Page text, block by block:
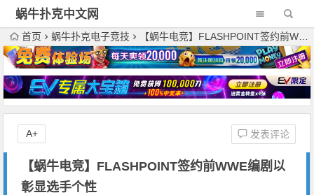
蜗牛扑克中文网
首页 蜗牛扑克电子竞技 【蜗牛电竞】FLASHPOINT签约前WWE编剧以彰显选手个性
【蜗牛电竞】FLASHPOINT签约前WWE编剧以
彰显选手个性
发表评论
A+